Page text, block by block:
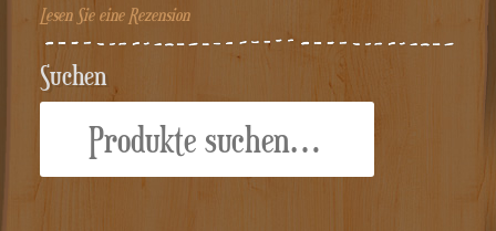
Lesen Sie eine Rezension
Suchen